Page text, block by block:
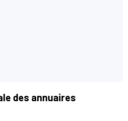
des annuaires